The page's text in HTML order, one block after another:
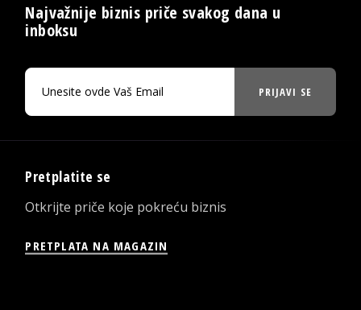
Najvažnije biznis priče svakog dana u
inboksu
PRIJAVI SE
Pretplatite se
Otkrijte priče koje pokreću biznis
PRETPLATA NA MAGAZIN